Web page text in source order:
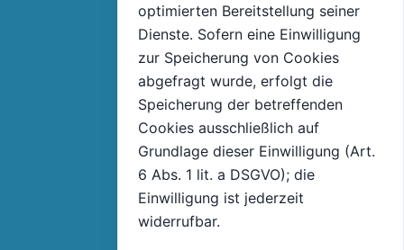
optimierten Bereitstellung seiner
Dienste. Sofern eine Einwilligung
zur Speicherung von Cookies
abgefragt wurde, erfolgt die
Speicherung der betreffenden
Cookies ausschließlich auf
Grundlage dieser Einwilligung (Art.
6 Abs. 1 lit. a DSGVO); die
Einwilligung ist jederzeit
widerrufbar.